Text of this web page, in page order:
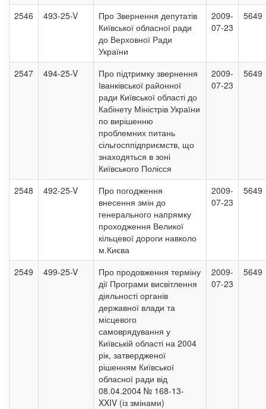
2546 493-25-V
Про Звернення депутатів
Київської обласної ради
до Верховної Ради
України
2009-
07-23
5649
2547 494-25-V
Про підтримку звернення
Іванківської районної
ради Київської області до
Кабінету Міністрів України
по вирішенню
проблемних питань
сільгосппідприємств, що
знаходяться в зоні
Київського Полісся
2009-
07-23
5649
2548 492-25-V
Про погодження
внесення змін до
генерального напрямку
проходження Великої
кільцевої дороги навколо
м.Києва
2009-
07-23
5649
2549 499-25-V
Про продовження терміну
дії Програми висвітлення
діяльності органів
державної влади та
місцевого
самоврядування у
Київській області на 2004
рік, затвердженої
рішенням Київської
обласної ради від
08.04.2004 № 168-13-
XXIV (із змінами)
2009-
07-23
5649